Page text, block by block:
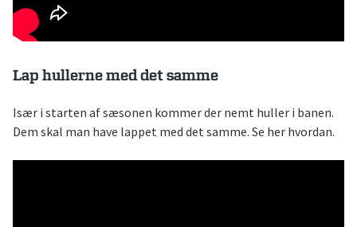
Lap hullerne med det samme
Især i starten af sæsonen kommer der nemt huller i banen.
Dem skal man have lappet med det samme. Se her hvordan.